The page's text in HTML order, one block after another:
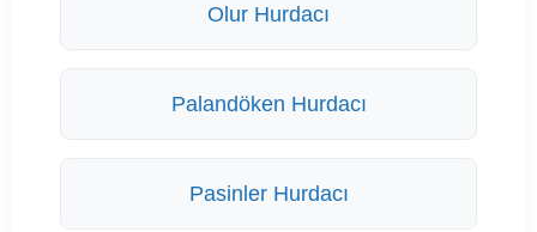
Olur Hurdacı
Palandöken Hurdacı
Pasinler Hurdacı